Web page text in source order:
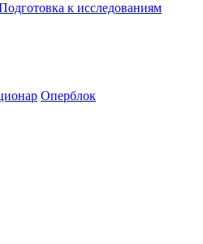
к исследованиям
Оперблок